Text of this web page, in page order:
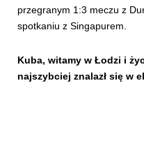
przegranym 1:3 meczu z
spotkaniu z Singapurem.
Kuba, witamy w Łodzi i
najszybciej znalazł się w